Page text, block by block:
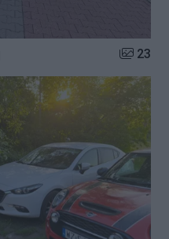
Liczba
23